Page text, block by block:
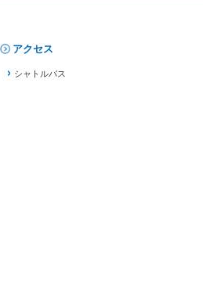
アクセス
シャトルバス